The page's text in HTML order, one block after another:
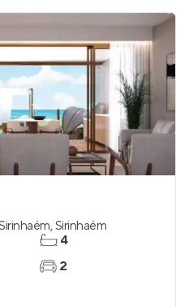
,Sirinhaém
4
2